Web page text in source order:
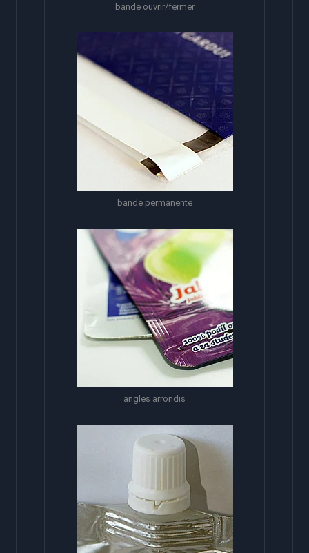
bande ouvrir/fermer
bande permanente
angles arrondis